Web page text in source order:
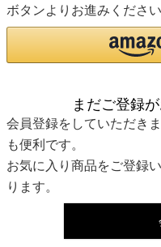
ボタンよりお進みください
まだご登録
会員登録をしていただき
も便利です。
お気に入り商品をご登録
ります。